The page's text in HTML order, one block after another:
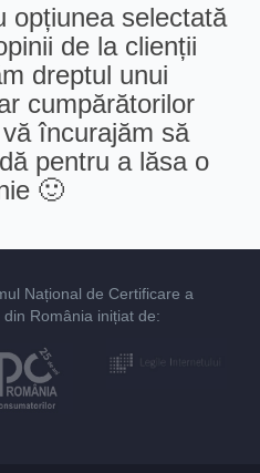
opțiunea selectată
de la clienții
dreptul unui
cumpărătorilor
încurajăm să
pentru a lăsa o
🙂
Național de Certificare a
România inițiat de: